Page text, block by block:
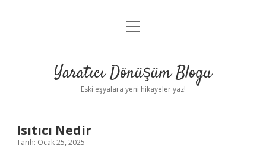
Anasayfa
Yasal Uyarı
menüyü
Yaratıcı Dönüşüm Blogu
Eski eşyalara yeni hikayeler yaz!
Isıtıcı Nedir
Tarih: Ocak 25, 2025